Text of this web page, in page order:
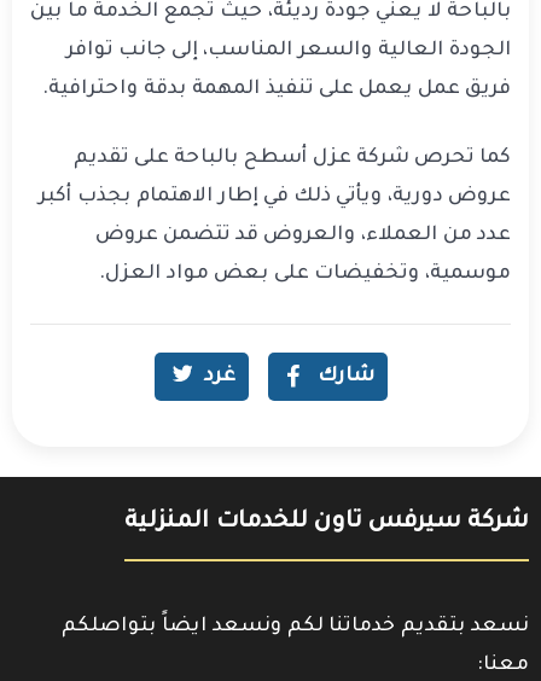
بالباحة لا يعني جودة رديئة، حيث تجمع الخدمة ما بين
الجودة العالية والسعر المناسب، إلى جانب توافر
فريق عمل يعمل على تنفيذ المهمة بدقة واحترافية.
كما تحرص شركة عزل أسطح بالباحة على تقديم
عروض دورية، ويأتي ذلك في إطار الاهتمام بجذب أكبر
عدد من العملاء، والعروض قد تتضمن عروض
موسمية، وتخفيضات على بعض مواد العزل.
شارك غرد
شركة سيرفس تاون للخدمات المنزلية
نسعد بتقديم خدماتنا لكم ونسعد ايضاً بتواصلكم
معنا: